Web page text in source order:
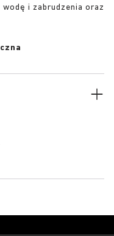
i zabrudzenia oraz